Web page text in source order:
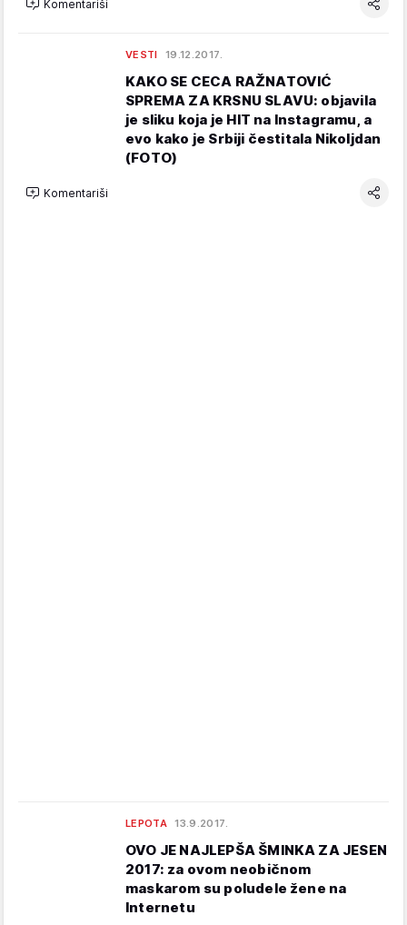
Komentariši
VESTI 19.12.2017.
KAKO SE CECA RAŽNATOVIĆ
SPREMA ZA KRSNU SLAVU: objavila
je sliku koja je HIT na Instagramu, a
evo kako je Srbiji čestitala Nikoljdan
(FOTO)
Komentariši
LEPOTA 13.9.2017.
OVO JE NAJLEPŠA ŠMINKA ZA JESEN
2017: za ovom neobičnom
maskarom su poludele žene na
Internetu